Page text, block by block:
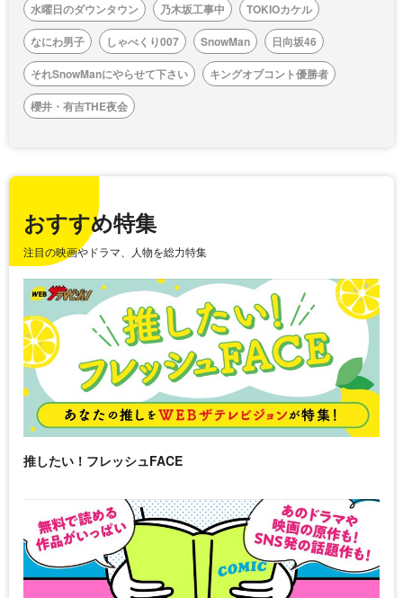
水曜日のダウンタウン 乃木坂工事中
TOKIOカケル
なにわ男子
しゃべくり007 SnowMan
日向坂46
それSnowManにやらせて下さい
キングオブコント優勝者
櫻井・有吉THE夜会
おすすめ特集
注目の映画やドラマ、人物を総力特集
推したい！フレッシュFACE